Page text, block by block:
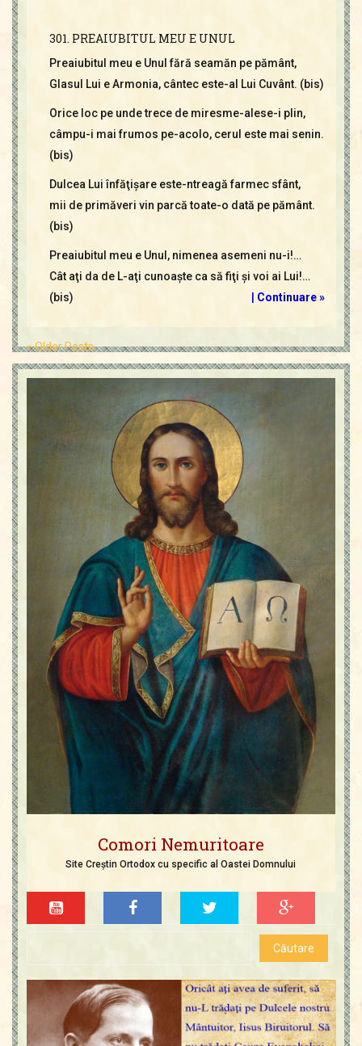
301. PREAIUBITUL MEU E UNUL
Preaiubitul meu e Unul fără seamăn pe pământ,
Glasul Lui e Armonia, cântec este-al Lui Cuvânt. (bis)
Orice loc pe unde trece de miresme-alese-i plin,
câmpu-i mai frumos pe-acolo, cerul este mai senin.
(bis)
Dulcea Lui înfăţişare este-ntreagă farmec sfânt,
mii de primăveri vin parcă toate-o dată pe pământ.
(bis)
Preaiubitul meu e Unul, nimenea asemeni nu-i!…
Cât aţi da de L-aţi cunoaşte ca să fiţi şi voi ai Lui!…
(bis)
| Continuare »
« Older Posts
Comori Nemuritoare
Site Creștin Ortodox cu specific al Oastei Domnului